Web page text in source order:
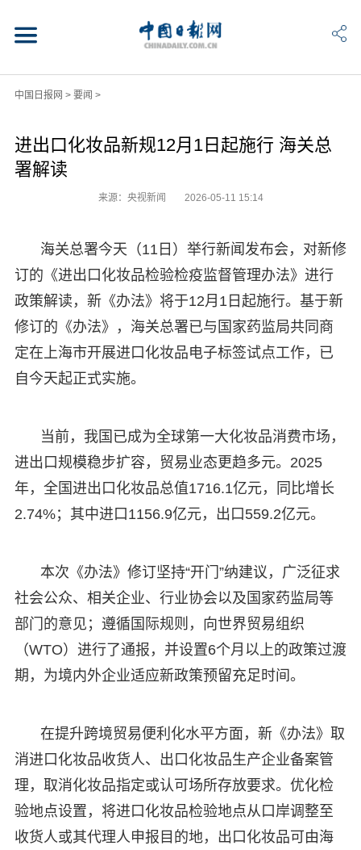
中国日报网 > 要闻 >
进出口化妆品新规12月1日起施行 海关总
署解读
来源：央视新闻 2026-05-11 15:14
海关总署今天（11日）举行新闻发布会，对新修
订的《进出口化妆品检验检疫监督管理办法》进行
政策解读，新《办法》将于12月1日起施行。基于新
修订的《办法》，海关总署已与国家药监局共同商
定在上海市开展进口化妆品电子标签试点工作，已
自今天起正式实施。
当前，我国已成为全球第一大化妆品消费市场，
进出口规模稳步扩容，贸易业态更趋多元。2025
年，全国进出口化妆品总值1716.1亿元，同比增长
2.74%；其中进口1156.9亿元，出口559.2亿元。
本次《办法》修订坚持“开门”纳建议，广泛征求
社会公众、相关企业、行业协会以及国家药监局等
部门的意见；遵循国际规则，向世界贸易组织
（WTO）进行了通报，并设置6个月以上的政策过渡
期，为境内外企业适应新政策预留充足时间。
在提升跨境贸易便利化水平方面，新《办法》取
消进口化妆品收货人、出口化妆品生产企业备案管
理，取消化妆品指定或认可场所存放要求。优化检
验地点设置，将进口化妆品检验地点从口岸调整至
收货人或其代理人申报目的地，出口化妆品可由海